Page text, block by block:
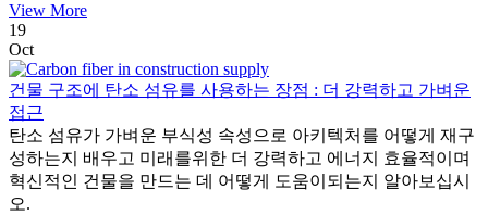
View More
19
Oct
건물 구조에 탄소 섬유를 사용하는 장점 : 더 강력하고 가벼운
접근
탄소 섬유가 가벼운 부식성 속성으로 아키텍처를 어떻게 재구
성하는지 배우고 미래를위한 더 강력하고 에너지 효율적이며
혁신적인 건물을 만드는 데 어떻게 도움이되는지 알아보십시
오.